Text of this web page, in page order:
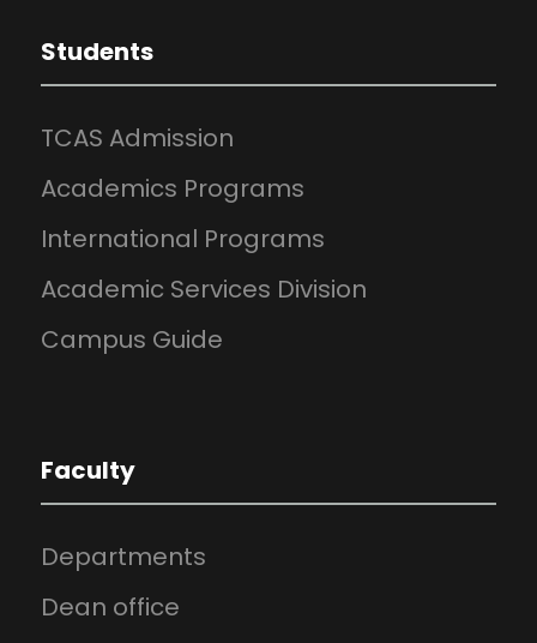
Students
TCAS Admission
Academics Programs
International Programs
Academic Services Division
Campus Guide
Faculty
Departments
Dean office